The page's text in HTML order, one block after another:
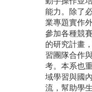
能力。除了
業專題實作
參加各種競
的研究計畫
習團隊合作
考。本系也
域學習與國
流，幫助學